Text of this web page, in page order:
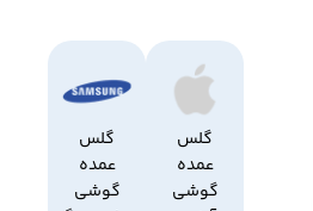
گلس
عمده
گوشی
گلس
عمده
گوشی